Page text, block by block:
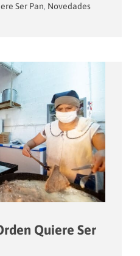
Ser Pan, Novedades
Quiere Ser